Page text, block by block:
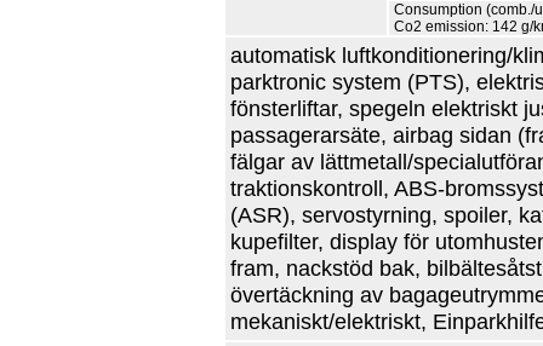
Consumption (comb./
Co2 emission: 142 g/
automatisk luftkonditionering/
parktronic system (PTS),
fönsterliftar, spegeln elektriskt
passagerarsäte, airbag sidan
fälgar av lättmetall/
traktionskontroll, ABS-
(ASR), servostyrning, spoiler,
kupefilter, display för
fram, nackstöd bak,
övertäckning av
mekaniskt/elektriskt,